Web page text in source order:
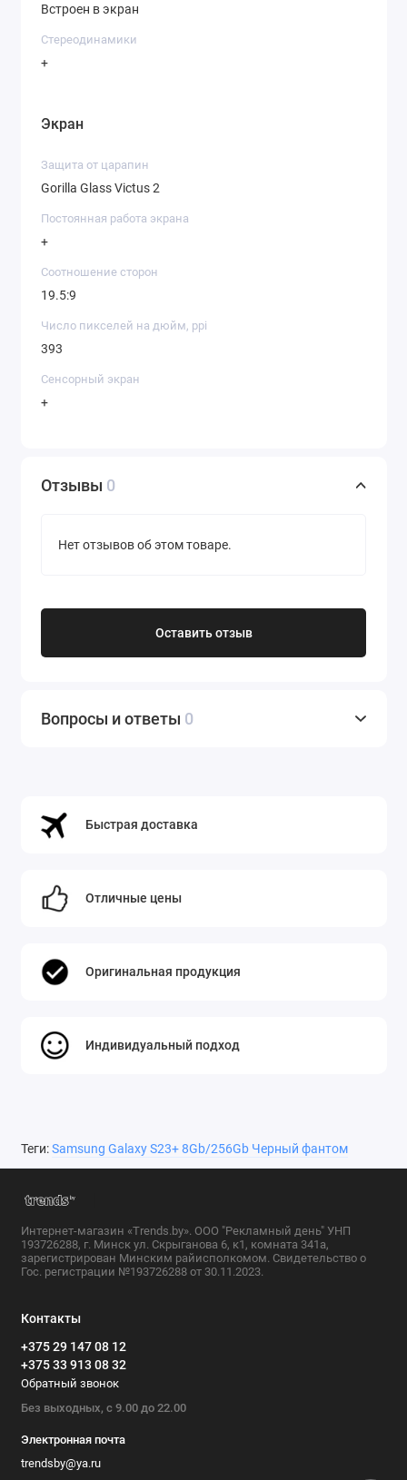
Встроен в экран
Стереодинамики
+
Экран
Защита от царапин
Gorilla Glass Victus 2
Постоянная работа экрана
+
Соотношение сторон
19.5:9
Число пикселей на дюйм, ppi
393
Сенсорный экран
+
Отзывы 0
Нет отзывов об этом товаре.
Оставить отзыв
Вопросы и ответы 0
Быстрая доставка
Отличные цены
Оригинальная продукция
Индивидуальный подход
Теги:Samsung Galaxy S23+ 8Gb/256Gb Черный фантом
Интернет-магазин «Trends.by». ООО "Рекламный день" УНП
193726288, г. Минск ул. Скрыганова 6, к1, комната 341а,
зарегистрирован Минским райисполкомом. Свидетельство о
Гос. регистрации №193726288 от 30.11.2023.
Контакты
+375 29 147 08 12
+375 33 913 08 32
Обратный звонок
Без выходных, с 9.00 до 22.00
Электронная почта
trendsby@ya.ru